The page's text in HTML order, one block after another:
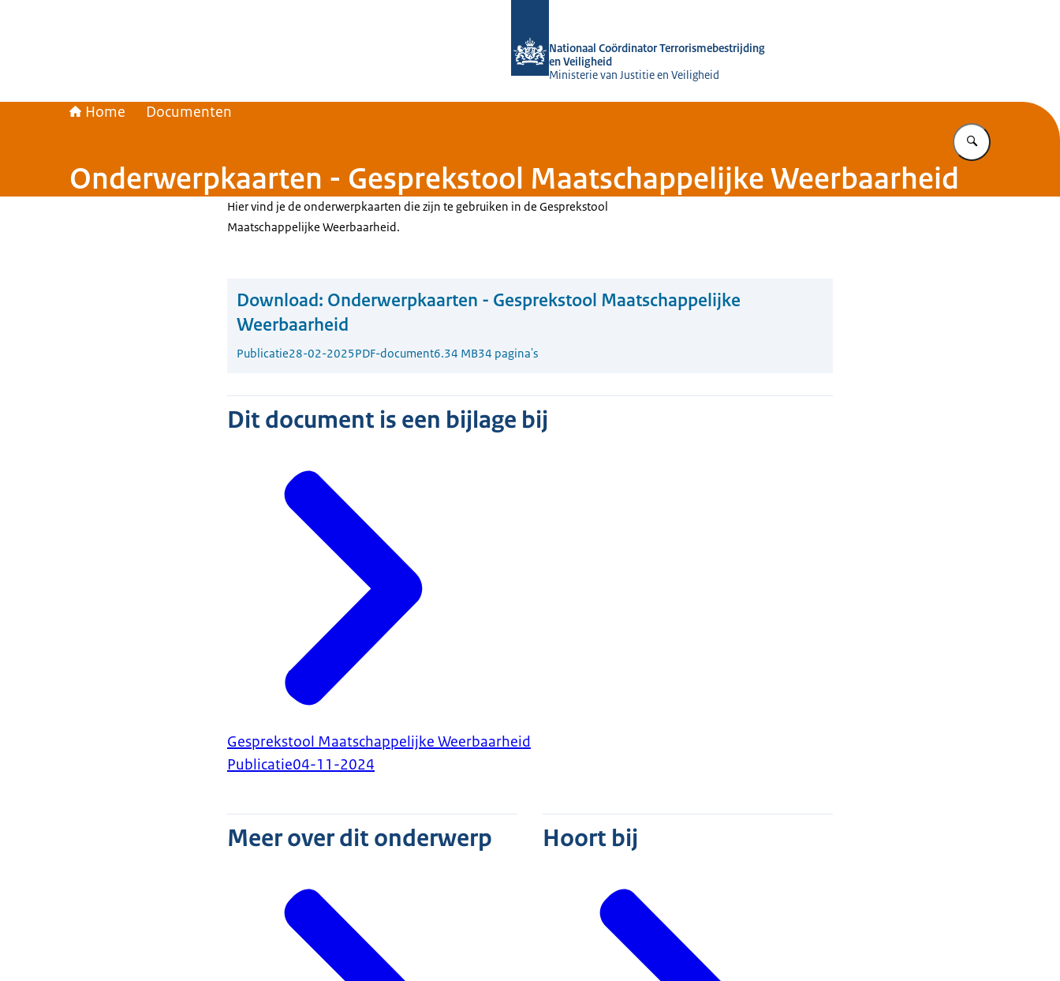
Nationaal Coördinator Terrorismebestrijding
en Veiligheid
Ministerie van Justitie en Veiligheid
Home Documenten
Vul in wat u
Onderwerpkaarten - Gesprekstool Maatschappelijke Weerbaarheid
Hier vind je de onderwerpkaarten die zijn te gebruiken in de Gesprekstool
Maatschappelijke Weerbaarheid.
Download: Onderwerpkaarten - Gesprekstool Maatschappelijke
Weerbaarheid
Publicatie28-02-2025PDF-document6.34 MB34 pagina's
Dit document is een bijlage bij
Gesprekstool Maatschappelijke Weerbaarheid
Publicatie04-11-2024
Meer over dit onderwerp Hoort bij